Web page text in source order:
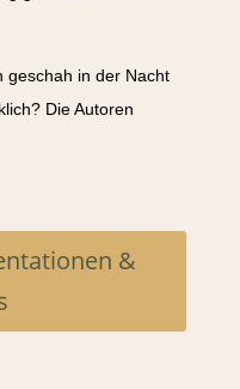
geschah in der Nacht
Die Autoren
&